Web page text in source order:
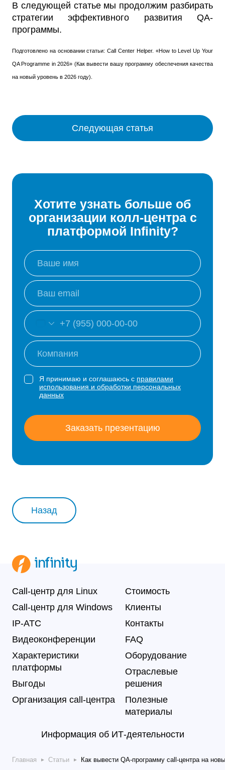
В следующей статье мы продолжим разбирать
стратегии эффективного развития QA-
программы.
Подготовлено на основании статьи: Call Center Helper. «How to Level Up Your
QA Programme in 2026» (Как вывести вашу программу обеспечения качества
на новый уровень в 2026 году).
Следующая статья
Хотите узнать больше об
организации колл-центра с
платформой Infinity?
Я принимаю и соглашаюсь с правилами
использования и обработки персональных
данных
Заказать презентацию
Назад
Call-центр для Linux
Call-центр для Windows
IP-АТС
Видеоконференции
Характеристики
платформы
Выгоды
Организация call-центра
Стоимость
Клиенты
Контакты
FAQ
Оборудование
Отраслевые
решения
Полезные
материалы
Информация об ИТ-деятельности
Главная Статьи Как вывести QA-программу call-центра на